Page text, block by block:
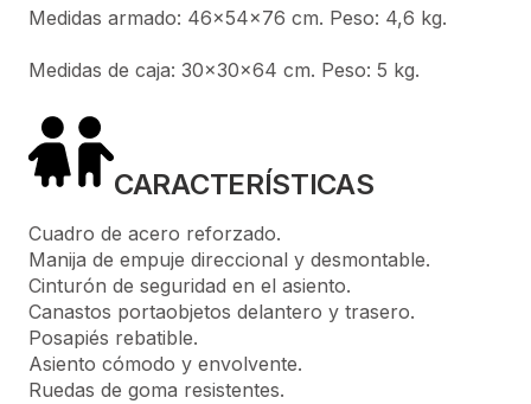
Medidas armado: 46×54×76 cm. Peso: 4,6 kg.
Medidas de caja: 30×30×64 cm. Peso: 5 kg.
CARACTERÍSTICAS
Cuadro de acero reforzado.
Manija de empuje direccional y desmontable.
Cinturón de seguridad en el asiento.
Canastos portaobjetos delantero y trasero.
Posapiés rebatible.
Asiento cómodo y envolvente.
Ruedas de goma resistentes.